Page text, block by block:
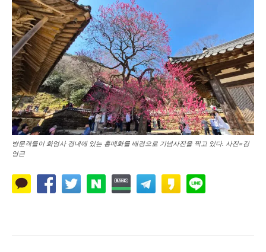
방문객들이 화엄사 경내에 있는 홍매화를 배경으로 기념사진을 찍고 있다. 사진=김
영근